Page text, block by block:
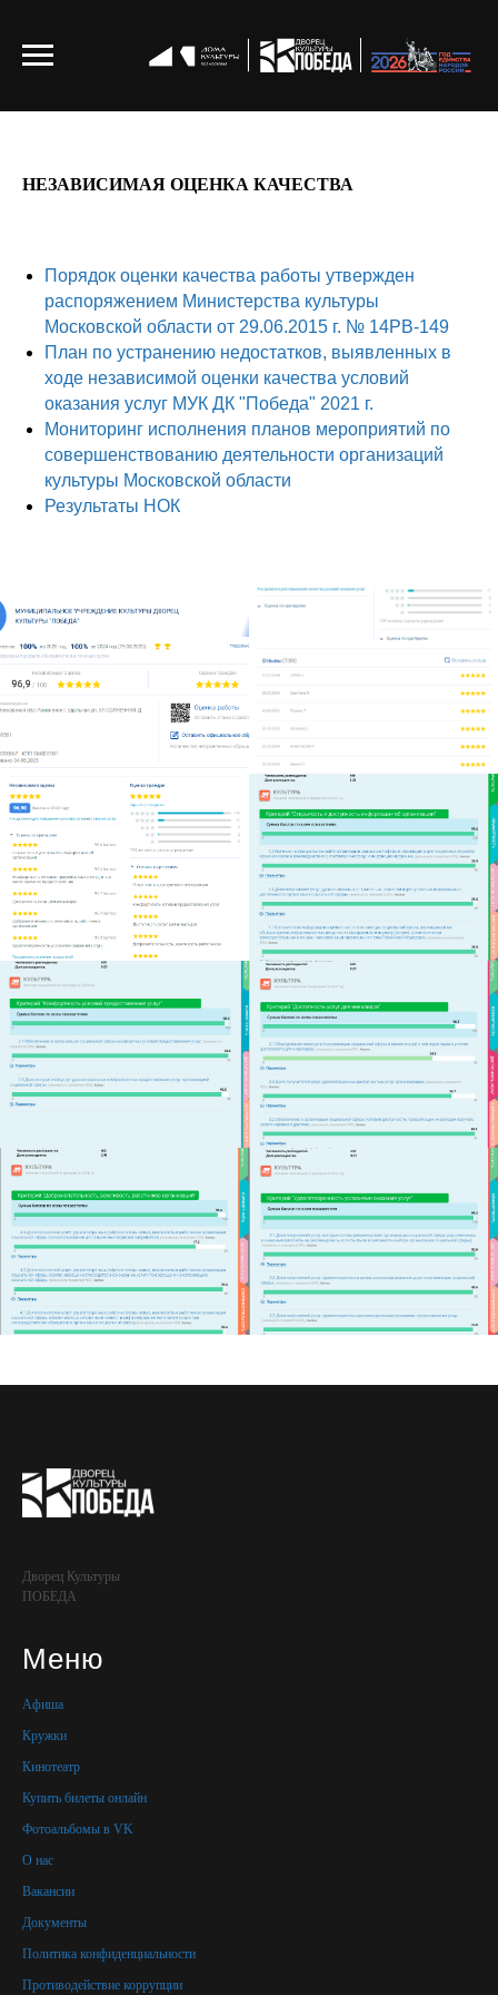
НЕЗАВИСИМАЯ ОЦЕНКА КАЧЕСТВА
Порядок оценки качества работы утвержден
распоряжением Министерства культуры
Московской области от 29.06.2015 г. № 14РВ-149
План по устранению недостатков, выявленных в
ходе независимой оценки качества условий
оказания услуг МУК ДК "Победа" 2021 г.
Мониторинг исполнения планов мероприятий по
совершенствованию деятельности организаций
культуры Московской области
Результаты НОК
Дворец Культуры
ПОБЕДА
Меню
Афиша
Кружки
Кинотеатр
Купить билеты онлайн
Фотоальбомы в VK
О нас
Вакансии
Документы
Политика конфиденциальности
Противодействие коррупции